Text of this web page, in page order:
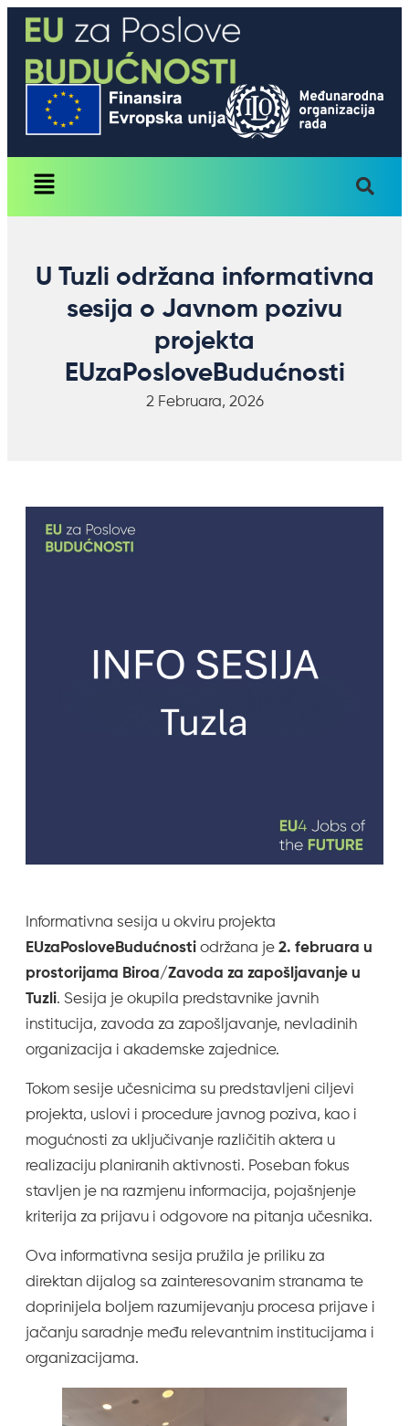
U Tuzli održana informativna
sesija o Javnom pozivu
projekta
EUzaPosloveBudućnosti
2 Februara, 2026
Informativna sesija u okviru projekta
EUzaPosloveBudućnosti održana je 2. februara u
prostorijama Biroa/Zavoda za zapošljavanje u
Tuzli. Sesija je okupila predstavnike javnih
institucija, zavoda za zapošljavanje, nevladinih
organizacija i akademske zajednice.
Tokom sesije učesnicima su predstavljeni ciljevi
projekta, uslovi i procedure javnog poziva, kao i
mogućnosti za uključivanje različitih aktera u
realizaciju planiranih aktivnosti. Poseban fokus
stavljen je na razmjenu informacija, pojašnjenje
kriterija za prijavu i odgovore na pitanja učesnika.
Ova informativna sesija pružila je priliku za
direktan dijalog sa zainteresovanim stranama te
doprinijela boljem razumijevanju procesa prijave i
jačanju saradnje među relevantnim institucijama i
organizacijama.